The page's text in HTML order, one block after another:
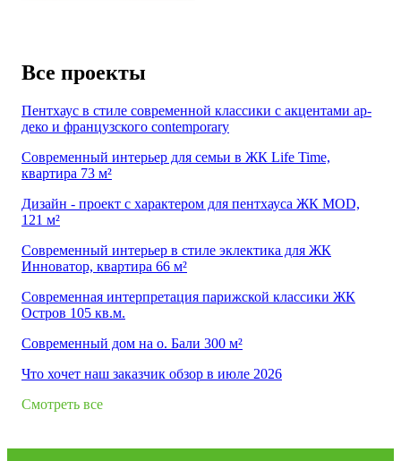
Все проекты
Пентхаус в стиле современной классики с акцентами ар-
деко и французского contemporary
Современный интерьер для семьи в ЖК Life Time,
квартира 73 м²
Дизайн - проект с характером для пентхауса ЖК MOD,
121 м²
Современный интерьер в стиле эклектика для ЖК
Инноватор, квартира 66 м²
Современная интерпретация парижской классики ЖК
Остров 105 кв.м.
Современный дом на о. Бали 300 м²
Что хочет наш заказчик обзор в июле 2026
Смотреть все